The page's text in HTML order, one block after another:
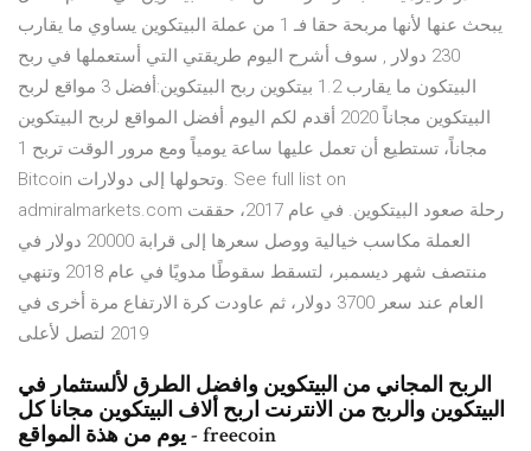
يبحث عنها لأنها مربحة حقا فـ 1 من عملة البيتكوين يساوي ما يقارب
230 دولار , سوف أشرح اليوم طريقتي التي أستعملها في ربح
البيتكون ما يقارب 1.2 بيتكوين ربح البيتكوين:أفضل 3 مواقع لربح
البيتكوين مجاناً 2020 أقدم لكم اليوم أفضل المواقع لربح البيتكوين
مجاناً، تستطيع أن تعمل عليها ساعة يومياً ومع مرور الوقت تربح 1
Bitcoin وتحولها إلى دولارات. See full list on
admiralmarkets.com رحلة صعود البيتكوين. في عام 2017، حققت
العملة مكاسب خيالية ووصل سعرها إلى قرابة 20000 دولار في
منتصف شهر ديسمبر، لتسقط سقوطًا مدويًا في عام 2018 وتنهي
العام عند سعر 3700 دولار، ثم عاودت كرة الارتفاع مرة أخرى في
2019 لتصل لأعلى
الربح المجاني من البيتكوين وافضل الطرق لألستثمار في
البيتكوين والربح من الانترنت اربح ألاف البيتكوين مجانا كل
يوم من هذة المواقع - freecoin